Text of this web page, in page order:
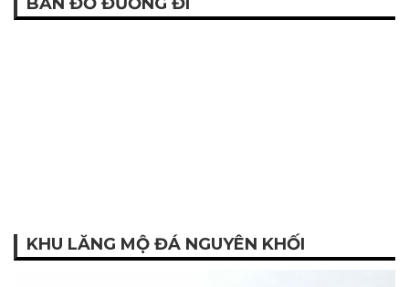
KHU LĂNG MỘ ĐÁ NGUYÊN KHỐI